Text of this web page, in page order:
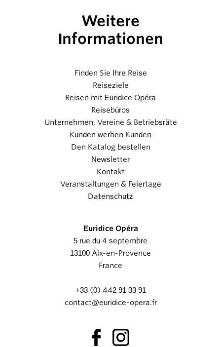
Weitere
Informationen
Finden Sie Ihre Reise
Reiseziele
Reisen mit Euridice Opéra
Reisebüros
Unternehmen, Vereine & Betriebsräte
Kunden werben Kunden
Den Katalog bestellen
Newsletter
Kontakt
Veranstaltungen & Feiertage
Datenschutz
Euridice Opéra
5 rue du 4 septembre
13100 Aix-en-Provence
France
+33 (0) 442 91 33 91
contact@euridice-opera.fr